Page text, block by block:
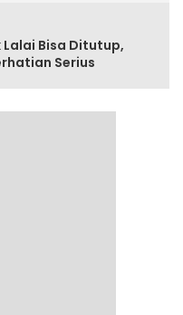
Bisa Ditutup,
Serius